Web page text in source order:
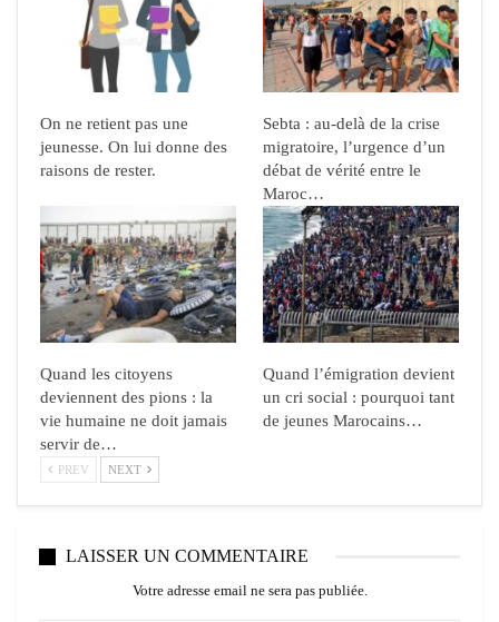
On ne retient pas une
jeunesse. On lui donne des
raisons de rester.
Sebta : au-delà de la crise
migratoire, l’urgence d’un
débat de vérité entre le
Maroc…
Quand les citoyens
deviennent des pions : la
vie humaine ne doit jamais
servir de…
Quand l’émigration devient
un cri social : pourquoi tant
de jeunes Marocains…
PREV NEXT
LAISSER UN COMMENTAIRE
Votre adresse email ne sera pas publiée.